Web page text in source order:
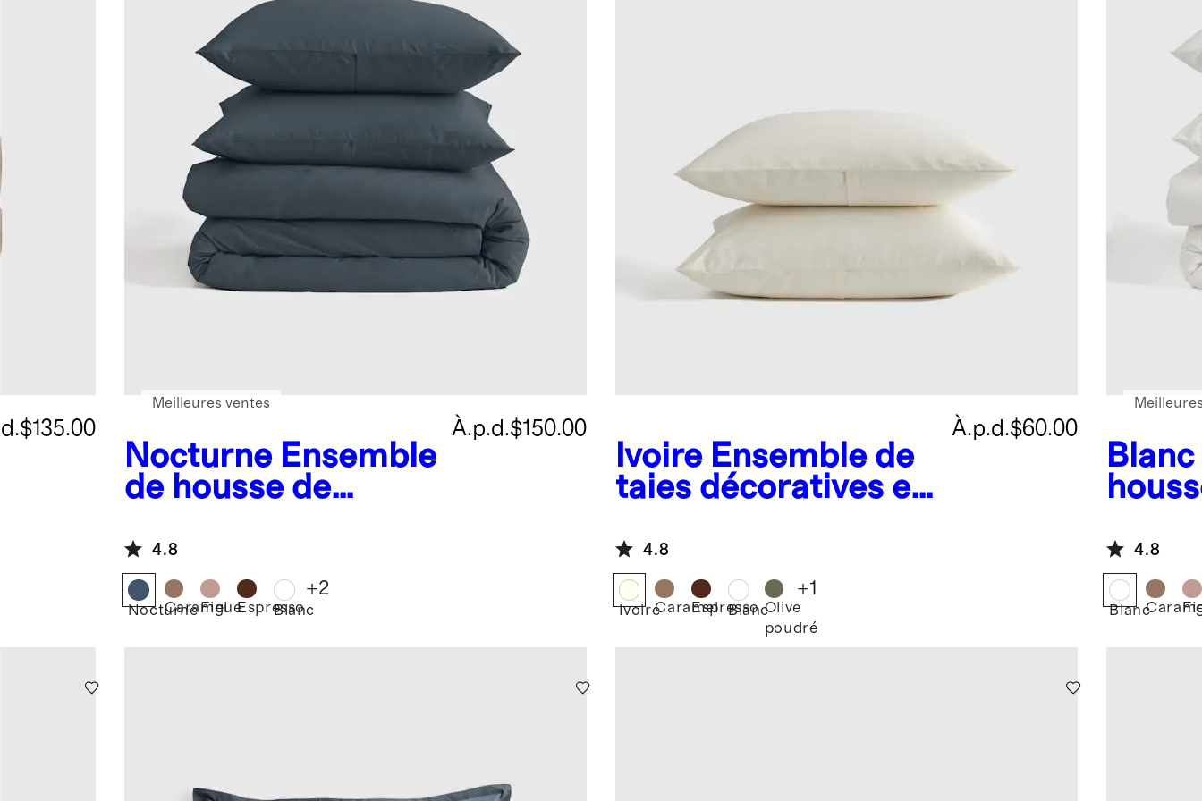
$135.00
Nocturne Ensemble
de housse de
biologique brossé
À.p.d.$150.00
Meilleures ventes
4.8
Nocturne
Caramel
FigueEspresso
Blanc
+2
Ivoire Ensemble de
taies décoratives en
brossé
À.p.d.$60.00
4.8
IvoireCaramelEspresso
BlancOlive
poudré
+1
Blanc
4.8
Blanc